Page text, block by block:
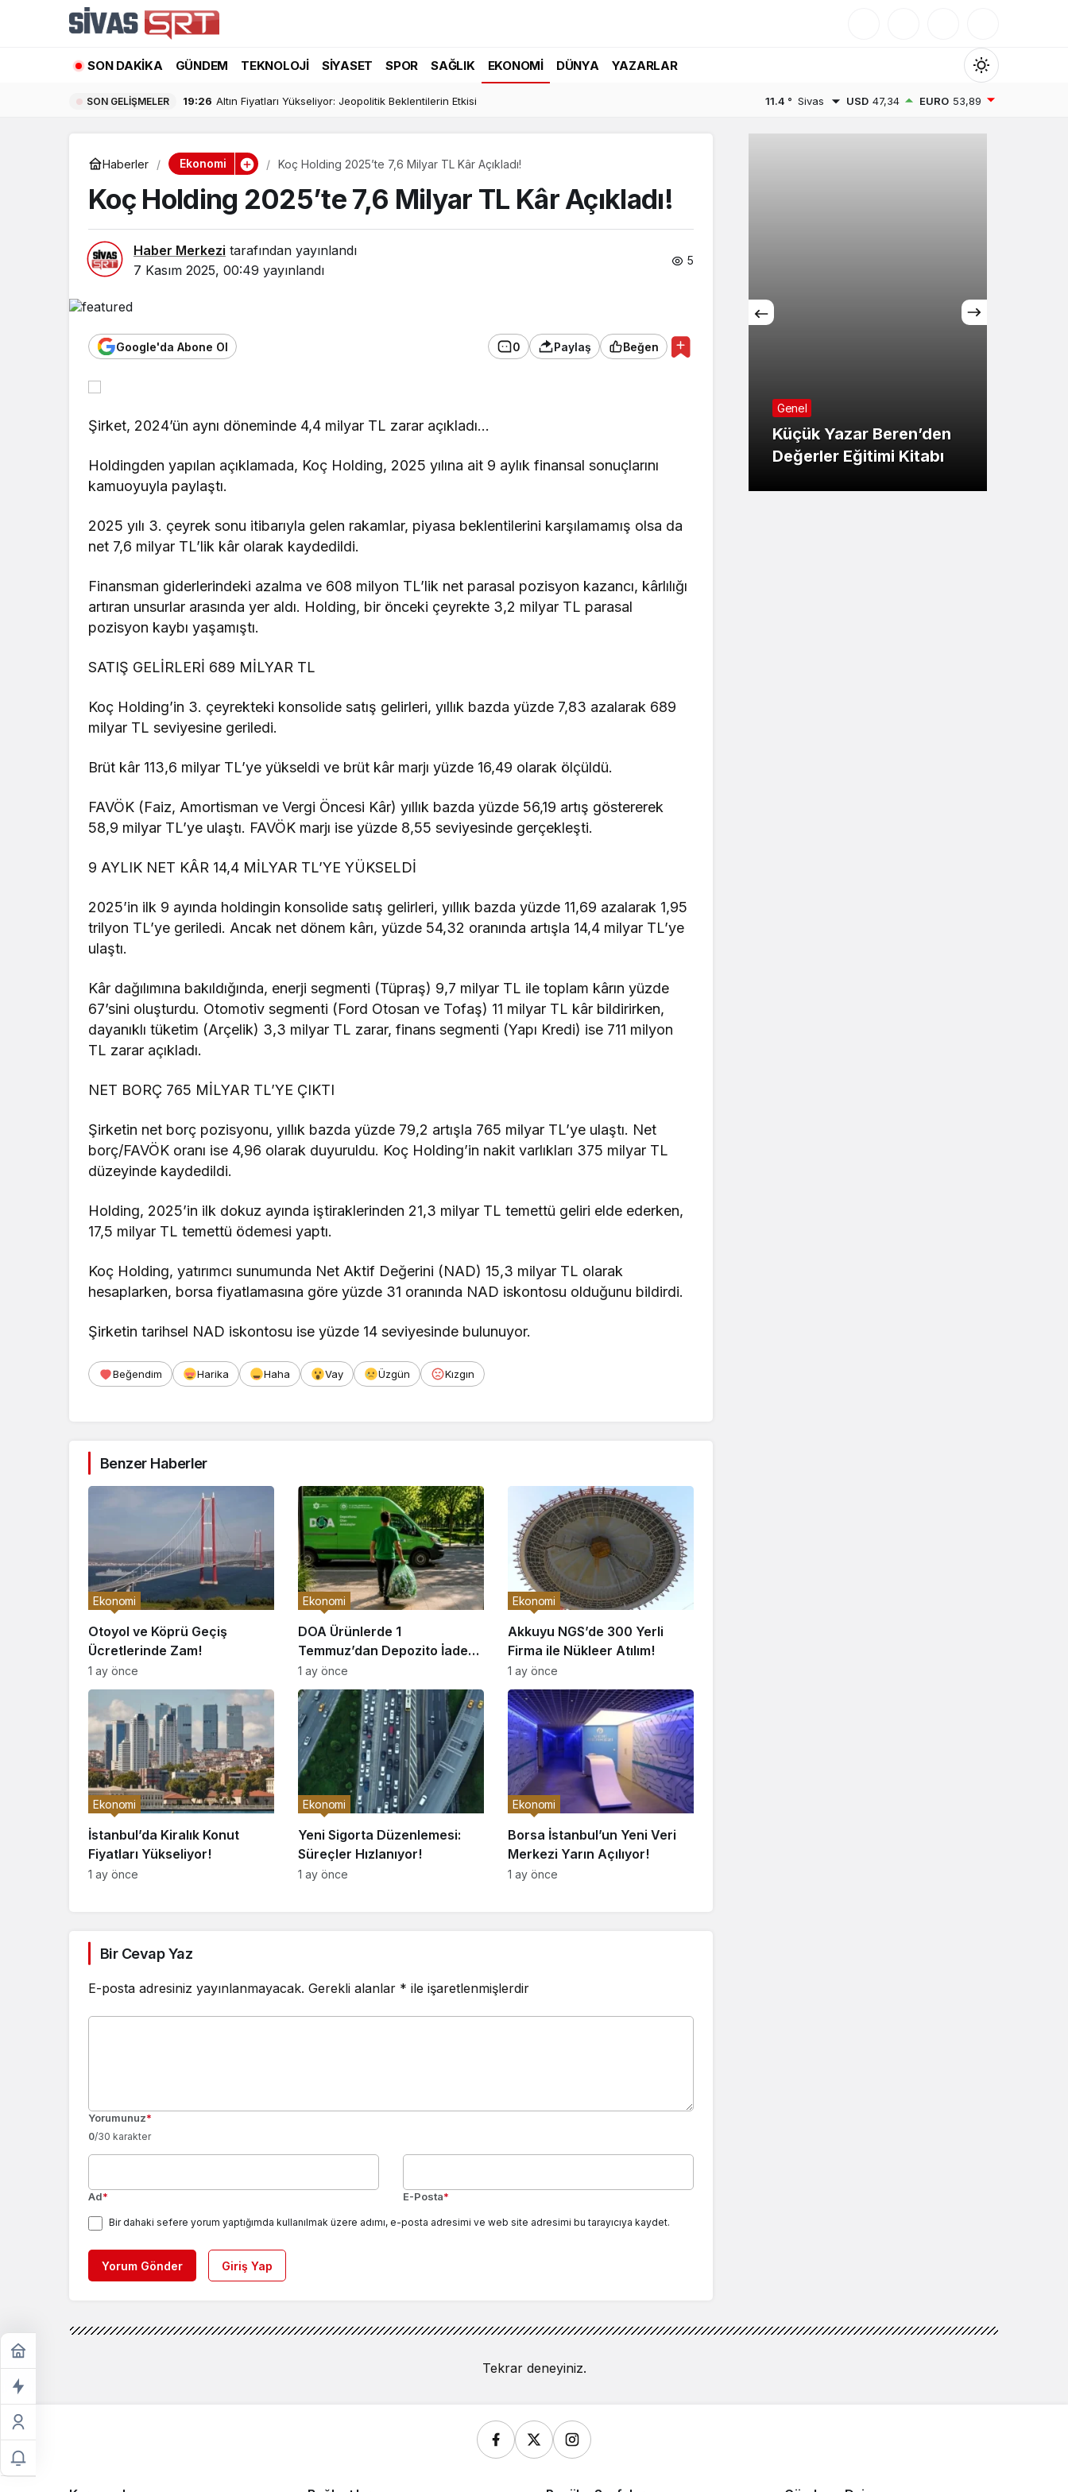
SON DAKIKA GÜNDEM TEKNOLOJI SIYASET SPOR SAĞLIK EKONOMI DÜNYA YAZARLAR
Mod
değiştir
SON GELIŞMELER 19:26 Altın Fiyatları Yükseliyor: Jeopolitik Beklentilerin Etkisi 11.4 ° Sivas USD 47,34 EURO 53,89
Haberler Ekonomi Koç Holding 2025’te 7,6 Milyar TL Kâr Açıkladı!
Koç Holding 2025’te 7,6 Milyar TL Kâr Açıkladı!
Haber Merkezi tarafından yayınlandı
7 Kasım 2025, 00:49 yayınlandı
5
Google'da Abone Ol 0 Paylaş Beğen
Şirket, 2024’ün aynı döneminde 4,4 milyar TL zarar açıkladı…
Holdingden yapılan açıklamada, Koç Holding, 2025 yılına ait 9 aylık finansal sonuçlarını
kamuoyuyla paylaştı.
2025 yılı 3. çeyrek sonu itibarıyla gelen rakamlar, piyasa beklentilerini karşılamamış olsa da
net 7,6 milyar TL’lik kâr olarak kaydedildi.
Finansman giderlerindeki azalma ve 608 milyon TL’lik net parasal pozisyon kazancı, kârlılığı
artıran unsurlar arasında yer aldı. Holding, bir önceki çeyrekte 3,2 milyar TL parasal
pozisyon kaybı yaşamıştı.
SATIŞ GELİRLERİ 689 MİLYAR TL
Koç Holding’in 3. çeyrekteki konsolide satış gelirleri, yıllık bazda yüzde 7,83 azalarak 689
milyar TL seviyesine geriledi.
Brüt kâr 113,6 milyar TL’ye yükseldi ve brüt kâr marjı yüzde 16,49 olarak ölçüldü.
FAVÖK (Faiz, Amortisman ve Vergi Öncesi Kâr) yıllık bazda yüzde 56,19 artış göstererek
58,9 milyar TL’ye ulaştı. FAVÖK marjı ise yüzde 8,55 seviyesinde gerçekleşti.
9 AYLIK NET KÂR 14,4 MİLYAR TL’YE YÜKSELDİ
2025’in ilk 9 ayında holdingin konsolide satış gelirleri, yıllık bazda yüzde 11,69 azalarak 1,95
trilyon TL’ye geriledi. Ancak net dönem kârı, yüzde 54,32 oranında artışla 14,4 milyar TL’ye
ulaştı.
Kâr dağılımına bakıldığında, enerji segmenti (Tüpraş) 9,7 milyar TL ile toplam kârın yüzde
67’sini oluşturdu. Otomotiv segmenti (Ford Otosan ve Tofaş) 11 milyar TL kâr bildirirken,
dayanıklı tüketim (Arçelik) 3,3 milyar TL zarar, finans segmenti (Yapı Kredi) ise 711 milyon
TL zarar açıkladı.
NET BORÇ 765 MİLYAR TL’YE ÇIKTI
Şirketin net borç pozisyonu, yıllık bazda yüzde 79,2 artışla 765 milyar TL’ye ulaştı. Net
borç/FAVÖK oranı ise 4,96 olarak duyuruldu. Koç Holding’in nakit varlıkları 375 milyar TL
düzeyinde kaydedildi.
Holding, 2025’in ilk dokuz ayında iştiraklerinden 21,3 milyar TL temettü geliri elde ederken,
17,5 milyar TL temettü ödemesi yaptı.
Koç Holding, yatırımcı sunumunda Net Aktif Değerini (NAD) 15,3 milyar TL olarak
hesaplarken, borsa fiyatlamasına göre yüzde 31 oranında NAD iskontosu olduğunu bildirdi.
Şirketin tarihsel NAD iskontosu ise yüzde 14 seviyesinde bulunuyor.
Beğendim Harika Haha Vay Üzgün Kızgın
Benzer Haberler
Otoyol ve Köprü Geçiş
Ücretlerinde Zam!
Ekonomi
1 ay önce
DOA Ürünlerde 1
Temmuz’dan Depozito İadesi
Başlıyor!
Ekonomi
1 ay önce
Akkuyu NGS’de 300 Yerli
Firma ile Nükleer Atılım!
Ekonomi
1 ay önce
İstanbul’da Kiralık Konut
Fiyatları Yükseliyor!
Ekonomi
1 ay önce
Yeni Sigorta Düzenlemesi:
Süreçler Hızlanıyor!
Ekonomi
1 ay önce
Borsa İstanbul’un Yeni Veri
Merkezi Yarın Açılıyor!
Ekonomi
1 ay önce
Bir Cevap Yaz
E-posta adresiniz yayınlanmayacak. Gerekli alanlar * ile işaretlenmişlerdir
Yorumunuz*
0/30 karakter
Ad* E-Posta*
Bir dahaki sefere yorum yaptığımda kullanılmak üzere adımı, e-posta adresimi ve web site adresimi bu tarayıcıya kaydet.
Yorum Gönder Giriş Yap
Beklentilerin Etkisi
Genel
Küçük Yazar Beren’den
Değerler Eğitimi Kitabı
Tekrar deneyiniz.